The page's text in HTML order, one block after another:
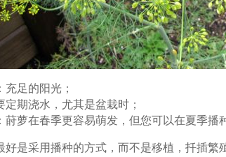
充足的阳光；
定期浇水，尤其是盆栽时；
莳萝在春季更容易萌发，但您可以在夏季播
好是采用播种的方式，而不是移植，扦插